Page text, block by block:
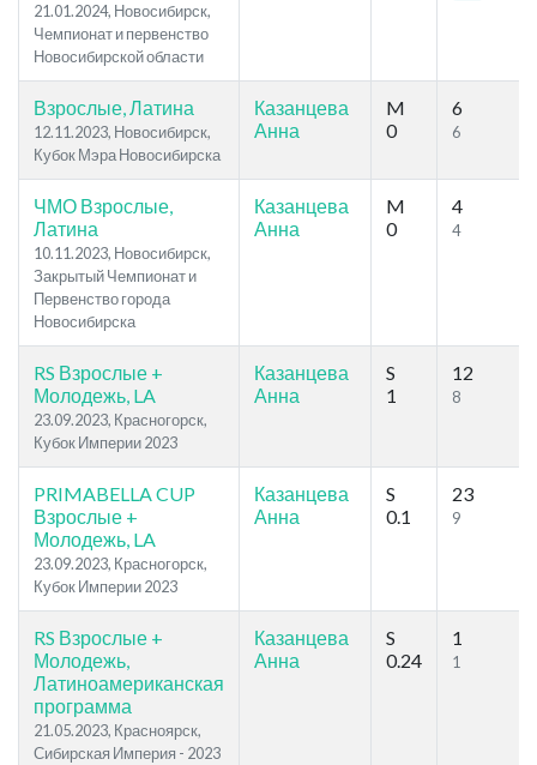
21.01.2024, Новосибирск,
Чемпионат и первенство
Новосибирской области
Взрослые, Латина
12.11.2023, Новосибирск,
Кубок Мэра Новосибирска
Казанцева
Анна
M
0
6
6
ЧМО Взрослые,
Латина
10.11.2023, Новосибирск,
Закрытый Чемпионат и
Первенство города
Новосибирска
Казанцева
Анна
M
0
4
4
RS Взрослые +
Молодежь, LA
23.09.2023, Красногорск,
Кубок Империи 2023
Казанцева
Анна
S
1
12
8
PRIMABELLA CUP
Взрослые +
Молодежь, LA
23.09.2023, Красногорск,
Кубок Империи 2023
Казанцева
Анна
S
0.1
23
9
RS Взрослые +
Молодежь,
Латиноамериканская
программа
21.05.2023, Красноярск,
Сибирская Империя - 2023
Казанцева
Анна
S
0.24
1
1